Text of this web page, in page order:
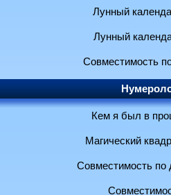
Лунный
Лунный
Совместимость
Кем я был в
Магический
Совместимость по